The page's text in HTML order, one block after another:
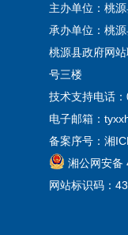
主办单位：桃
承办单位：桃源
桃源县政府网
号三楼
技术支持电话
电子邮箱：
备案序号： 湘
湘公网安备
网站标识码：